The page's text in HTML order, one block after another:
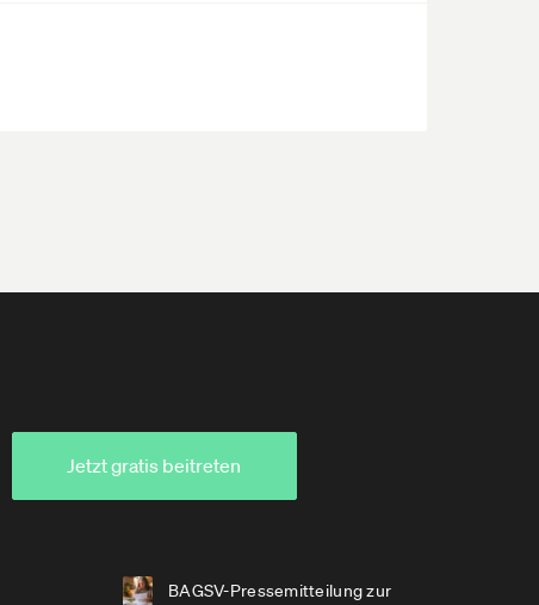
Jetzt gratis beitreten
BAGSV-Pressemitteilung zur